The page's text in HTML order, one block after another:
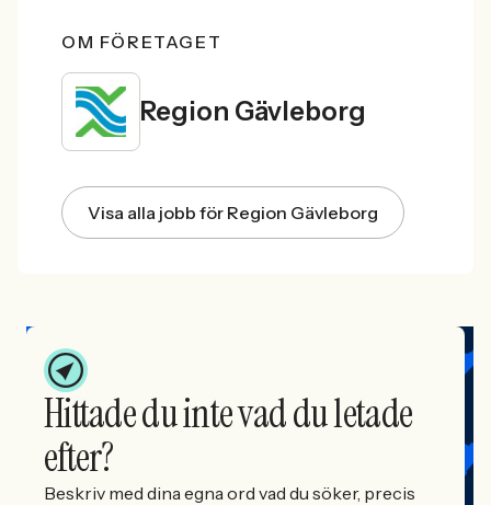
OM FÖRETAGET
Region Gävleborg
Visa alla jobb för Region Gävleborg
Hittade du inte vad du letade
efter?
Beskriv med dina egna ord vad du söker, precis